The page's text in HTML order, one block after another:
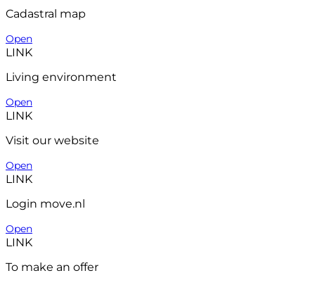
Cadastral map
Open
LINK
Living environment
Open
LINK
Visit our website
Open
LINK
Login move.nl
Open
LINK
To make an offer